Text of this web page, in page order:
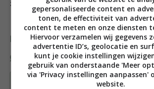
ze toevoegt aan de sangria
Deel dit recept
gepersonaliseerde content en
tonen, de effectiviteit van
content te meten en onze diensten
Hiervoor verzamelen wij gegevens
advertentie ID’s, geolocatie en
kunt je cookie instellingen
gebruik van onderstaande 'Meer
via 'Privacy instellingen aanpassen'
website.